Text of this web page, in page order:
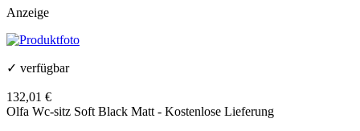
Anzeige
✓ verfügbar
132,01 €
Olfa Wc-sitz Soft Black Matt - Kostenlose Lieferung